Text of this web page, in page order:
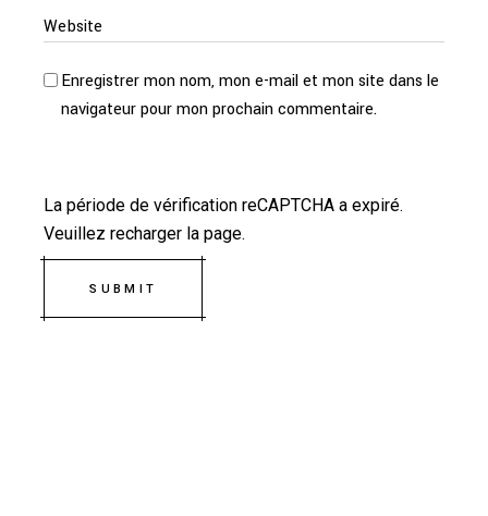
Enregistrer mon nom, mon e-mail et mon site dans le
navigateur pour mon prochain commentaire.
La période de vérification reCAPTCHA a expiré.
Veuillez recharger la page.
SUBMIT